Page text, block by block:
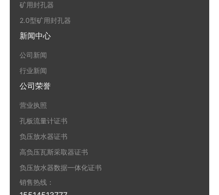
矿用封孔器
2.0型矿用封孔器
新闻中心
公司新闻
行业新闻
公司荣誉
营业执照
孔板流量计证书
负压放水器证书
高负压瓦斯采取器证书
负压放水器数据一体化证书
销售热线：